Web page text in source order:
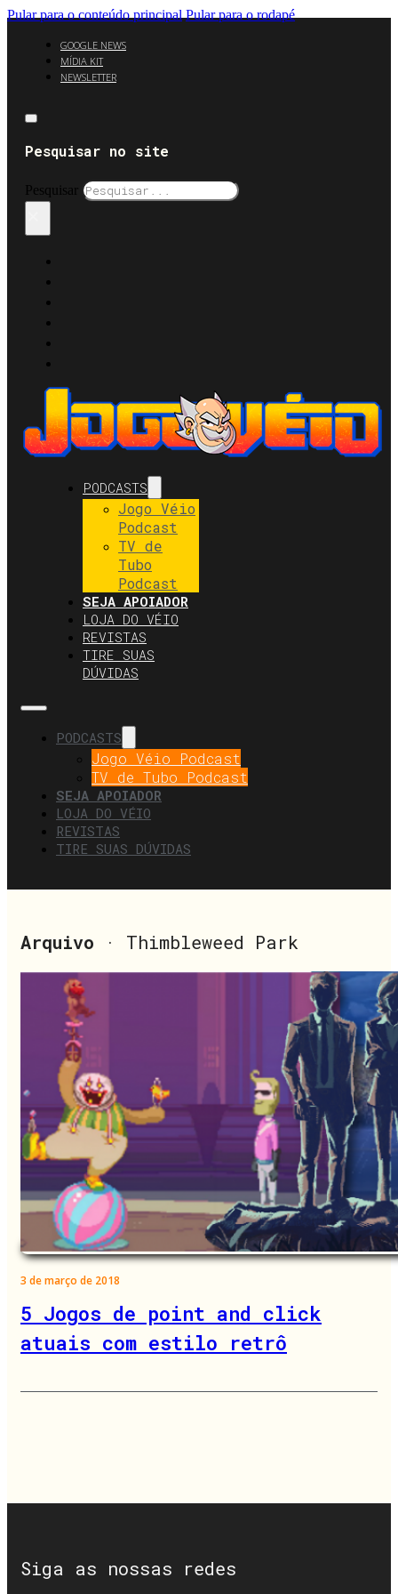
Pular para o conteúdo principal Pular para o rodapé
GOOGLE NEWS
MÍDIA KIT
NEWSLETTER
Pesquisar no site
Pesquisar
PODCASTS
Jogo Véio
Podcast
TV de
Tubo
Podcast
SEJA APOIADOR
LOJA DO VÉIO
REVISTAS
TIRE SUAS
DÚVIDAS
PODCASTS
Jogo Véio Podcast
TV de Tubo Podcast
SEJA APOIADOR
LOJA DO VÉIO
REVISTAS
TIRE SUAS DÚVIDAS
Arquivo · Thimbleweed Park
3 de março de 2018
5 Jogos de point and click
atuais com estilo retrô
Siga as nossas redes